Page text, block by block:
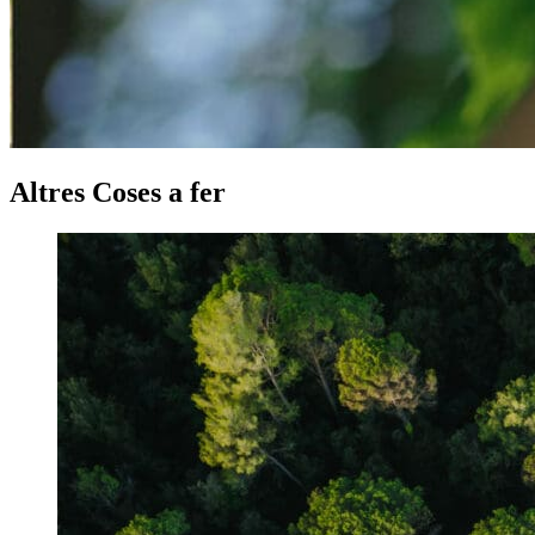
Altres Coses a fer